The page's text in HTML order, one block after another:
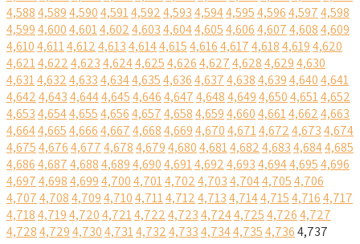
4,5884,5894,5904,5914,5924,5934,5944,5954,5964,5974,598
4,5994,6004,6014,6024,6034,6044,6054,6064,6074,6084,609
4,6104,6114,6124,6134,6144,6154,6164,6174,6184,6194,620
4,6214,6224,6234,6244,6254,6264,6274,6284,6294,630
4,6314,6324,6334,6344,6354,6364,6374,6384,6394,6404,641
4,6424,6434,6444,6454,6464,6474,6484,6494,6504,6514,652
4,6534,6544,6554,6564,6574,6584,6594,6604,6614,6624,663
4,6644,6654,6664,6674,6684,6694,6704,6714,6724,6734,674
4,6754,6764,6774,6784,6794,6804,6814,6824,6834,6844,685
4,6864,6874,6884,6894,6904,6914,6924,6934,6944,6954,696
4,6974,6984,6994,7004,7014,7024,7034,7044,7054,706
4,7074,7084,7094,7104,7114,7124,7134,7144,7154,7164,717
4,7184,7194,7204,7214,7224,7234,7244,7254,7264,727
4,7284,7294,7304,7314,7324,7334,7344,7354,7364,737